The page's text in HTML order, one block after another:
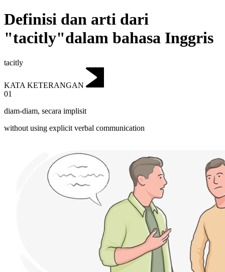
Definisi dan arti dari
"tacitly"dalam bahasa Inggris
tacitly
KATA KETERANGAN
01
diam-diam, secara implisit
without using explicit verbal communication